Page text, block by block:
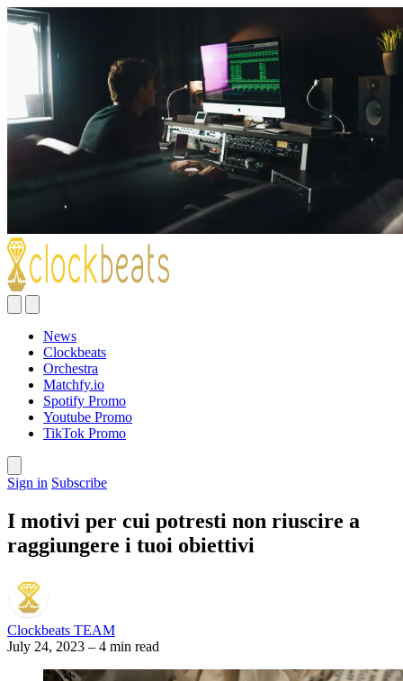
News
Clockbeats
Orchestra
Matchfy.io
Spotify Promo
Youtube Promo
TikTok Promo
Sign in Subscribe
I motivi per cui potresti non riuscire a
raggiungere i tuoi obiettivi
Clockbeats TEAM
July 24, 2023 – 4 min read